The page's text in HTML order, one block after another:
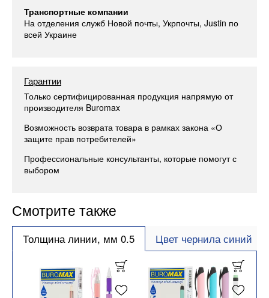
Транспортные компании
На отделения служб Новой почты, Укрпочты, Justin по
всей Украине
Гарантии
Только сертифицированная продукция напрямую от
производителя Buromax
Возможность возврата товара в рамках закона «О
защите прав потребителей»
Профессиональные консультанты, которые помогут с
выбором
Смотрите также
Толщина линии, мм 0.5 Цвет чернила синий